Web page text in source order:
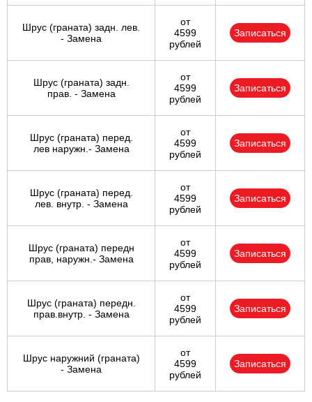
Шрус (граната) задн. лев.
- Замена
от
4599
рублей
Записаться
Шрус (граната) задн.
прав. - Замена
от
4599
рублей
Записаться
Шрус (граната) перед.
лев наружн.- Замена
от
4599
рублей
Записаться
Шрус (граната) перед.
лев. внутр. - Замена
от
4599
рублей
Записаться
Шрус (граната) передн
прав, наружн.- Замена
от
4599
рублей
Записаться
Шрус (граната) передн.
прав.внутр. - Замена
от
4599
рублей
Записаться
Шрус наружний (граната)
- Замена
от
4599
рублей
Записаться